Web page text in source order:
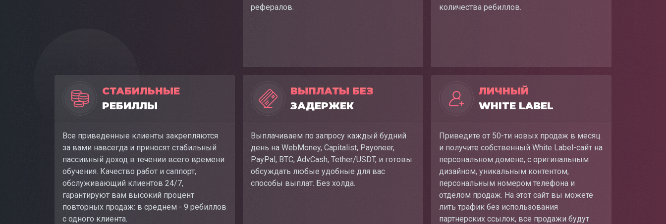
рефералов.
количества ребиллов.
СТАБИЛЬНЫЕ
РЕБИЛЛЫ
Все приведенные клиенты закрепляются
за вами навсегда и приносят стабильный
пассивный доход в течении всего времени
обучения. Качество работ и саппорт,
обслуживающий клиентов 24/7,
гарантируют вам высокий процент
повторных продаж: в среднем - 9 ребиллов
с одного клиента.
ВЫПЛАТЫ БЕЗ
ЗАДЕРЖЕК
Выплачиваем по запросу каждый будний
день на WebMoney, Capitalist, Payoneer,
PayPal, BTC, AdvCash, Tether/USDT, и готовы
обсуждать любые удобные для вас
способы выплат. Без холда.
ЛИЧНЫЙ
WHITE LABEL
Приведите от 50-ти новых продаж в месяц
и получите собственный White Label-сайт на
персональном домене, с оригинальным
дизайном, уникальным контентом,
персональным номером телефона и
отделом продаж. На этот сайт вы можете
лить трафик без использования
партнерских ссылок, все продажи будут